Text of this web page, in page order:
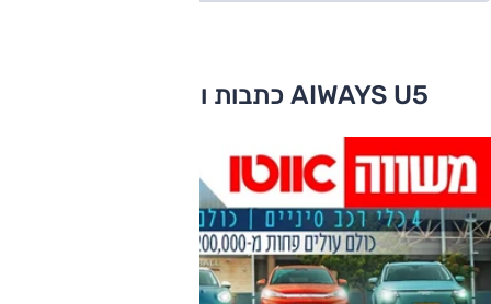
AIWAYS U5 כתבות ומבחני דרכים